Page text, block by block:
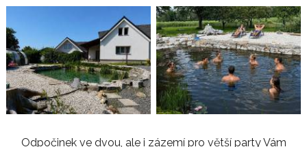
Odpočinek ve dvou, ale i zázemí pro větší party Vám